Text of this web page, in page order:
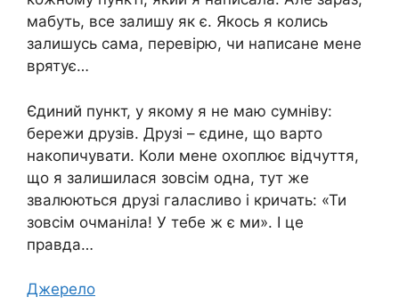
мабуть, все залишу як є. Якось я колись
залишусь сама, перевірю, чи написане мене
врятує…
Єдиний пункт, у якому я не маю сумніву:
бережи друзів. Друзі – єдине, що варто
накопичувати. Коли мене охоплює відчуття,
що я залишилася зовсім одна, тут же
звалюються друзі галасливо і кричать: «Ти
зовсім очманіла! У тебе ж є ми». І це
правда…
Джерело